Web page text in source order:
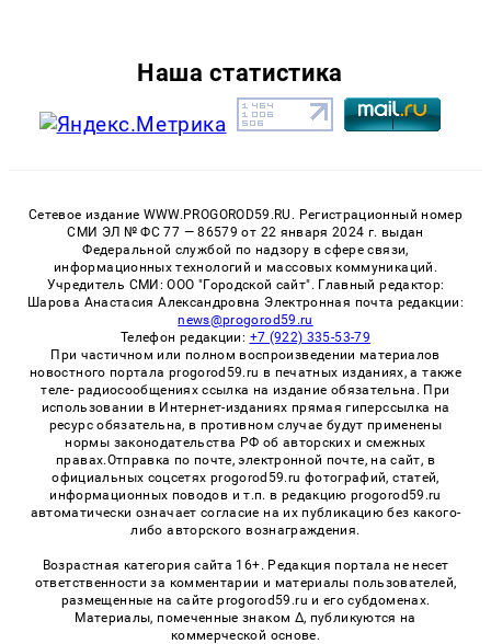
Наша статистика
Сетевое издание WWW.PROGOROD59.RU. Регистрационный номер
СМИ ЭЛ № ФС 77 — 86579 от 22 января 2024 г. выдан
Федеральной службой по надзору в сфере связи,
информационных технологий и массовых коммуникаций.
Учредитель СМИ: ООО "Городской сайт". Главный редактор:
Шарова Анастасия Александровна Электронная почта редакции:
news@progorod59.ru
Телефон редакции: +7 (922) 335-53-79
При частичном или полном воспроизведении материалов
новостного портала progorod59.ru в печатных изданиях, а также
теле- радиосообщениях ссылка на издание обязательна. При
использовании в Интернет-изданиях прямая гиперссылка на
ресурс обязательна, в противном случае будут применены
нормы законодательства РФ об авторских и смежных
правах.Отправка по почте, электронной почте, на сайт, в
официальных соцсетях progorod59.ru фотографий, статей,
информационных поводов и т.п. в редакцию progorod59.ru
автоматически означает согласие на их публикацию без какого-
либо авторского вознаграждения.
Возрастная категория сайта 16+. Редакция портала не несет
ответственности за комментарии и материалы пользователей,
размещенные на сайте progorod59.ru и его субдоменах.
Материалы, помеченные знаком Δ, публикуются на
коммерческой основе.